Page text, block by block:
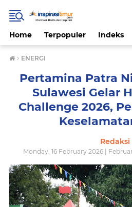
Home Terpopuler Indeks
› ENERGI
Pertamina Patra
Sulawesi Gelar
Challenge 2026,
Redaksi
Monday, 16 February 2026 |